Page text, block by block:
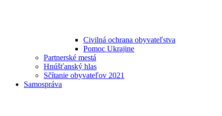
Civilná ochrana obyvateľstva
Pomoc Ukrajine
Partnerské mestá
Hnúšťanský hlas
Sčítanie obyvateľov 2021
Samospráva